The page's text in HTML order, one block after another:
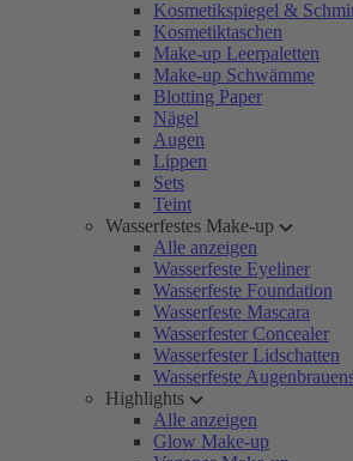
Kosmetikspiegel &
Kosmetiktaschen
Make-up Leerpaletten
Make-up Schwämme
Blotting Paper
Nägel
Augen
Lippen
Sets
Teint
Wasserfestes Make-up
Alle anzeigen
Wasserfeste Eyeliner
Wasserfeste Foundation
Wasserfeste Mascara
Wasserfester Concealer
Wasserfester Lidschatten
Wasserfeste
Highlights
Alle anzeigen
Glow Make-up